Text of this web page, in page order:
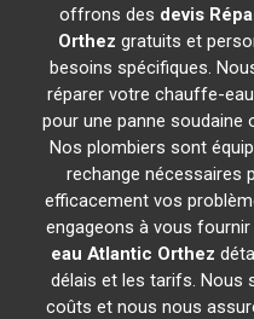
offrons des devis
Orthez gratuits et
besoins spécifiques.
réparer votre chauffe-
pour une panne soudaine
Nos plombiers sont
rechange nécessaires
efficacement vos
engageons à vous fournir
eau Atlantic Orthez
délais et les tarifs. Nous
coûts et nous nous